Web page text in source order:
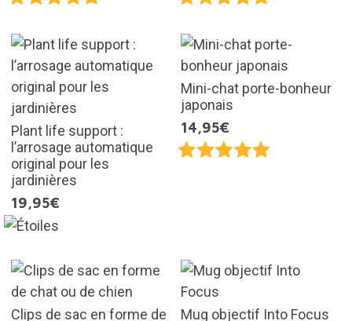
Plant life support :
l’arrosage automatique
original pour les
jardinières
19,95€
Mini-chat porte-bonheur
japonais
14,95€
Clips de sac en forme de Mug objectif Into Focus